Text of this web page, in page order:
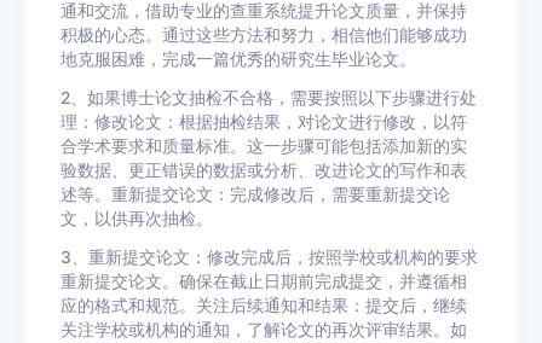
通和交流，借助专业的查重系统提升论文质量，并保持
积极的心态。通过这些方法和努力，相信他们能够成功
地克服困难，完成一篇优秀的研究生毕业论文。
2、如果博士论文抽检不合格，需要按照以下步骤进行处
理：修改论文：根据抽检结果，对论文进行修改，以符
合学术要求和质量标准。这一步骤可能包括添加新的实
验数据、更正错误的数据或分析、改进论文的写作和表
述等。重新提交论文：完成修改后，需要重新提交论
文，以供再次抽检。
3、重新提交论文：修改完成后，按照学校或机构的要求
重新提交论文。确保在截止日期前完成提交，并遵循相
应的格式和规范。关注后续通知和结果：提交后，继续
关注学校或机构的通知，了解论文的再次评审结果。如